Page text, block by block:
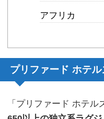
アフリカ
プリファード ホテ
「プリファード ホテル